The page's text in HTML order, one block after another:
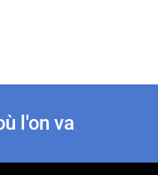
l'on va